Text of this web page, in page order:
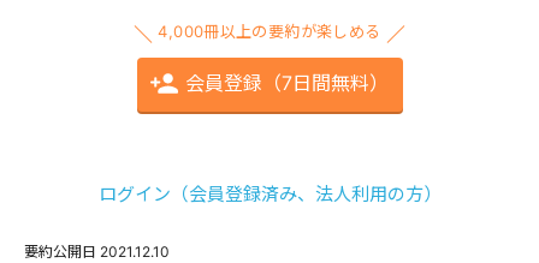
4,000冊以上の要約が楽しめる
会員登録（7日間無料）
ログイン（会員登録済み、法人利用の方）
要約公開日 2021.12.10